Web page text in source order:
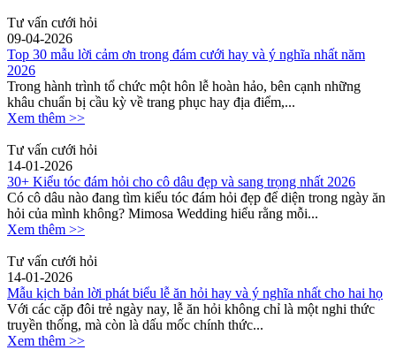
Tư vấn cưới hỏi
09-04-2026
Top 30 mẫu lời cảm ơn trong đám cưới hay và ý nghĩa nhất năm
2026
Trong hành trình tổ chức một hôn lễ hoàn hảo, bên cạnh những
khâu chuẩn bị cầu kỳ về trang phục hay địa điểm,...
Xem thêm >>
Tư vấn cưới hỏi
14-01-2026
30+ Kiểu tóc đám hỏi cho cô dâu đẹp và sang trọng nhất 2026
Có cô dâu nào đang tìm kiểu tóc đám hỏi đẹp để diện trong ngày ăn
hỏi của mình không? Mimosa Wedding hiểu rằng mỗi...
Xem thêm >>
Tư vấn cưới hỏi
14-01-2026
Mẫu kịch bản lời phát biểu lễ ăn hỏi hay và ý nghĩa nhất cho hai họ
Với các cặp đôi trẻ ngày nay, lễ ăn hỏi không chỉ là một nghi thức
truyền thống, mà còn là dấu mốc chính thức...
Xem thêm >>